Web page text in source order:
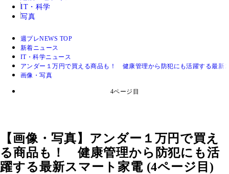
IT・科学
写真
週プレNEWS TOP
新着ニュース
IT・科学ニュース
アンダー１万円で買える商品も！ 健康管理から防犯にも活躍する最新
画像・写真
4ページ目
【画像・写真】アンダー１万円で買え
る商品も！ 健康管理から防犯にも活
躍する最新スマート家電 (4ページ目)